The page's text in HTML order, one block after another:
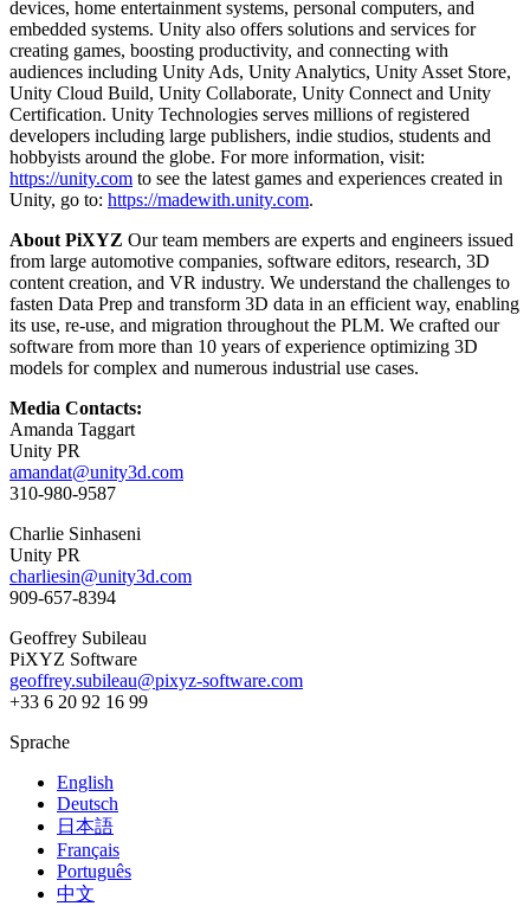
devices, home entertainment systems, personal computers, and
embedded systems. Unity also offers solutions and services for
creating games, boosting productivity, and connecting with
audiences including Unity Ads, Unity Analytics, Unity Asset Store,
Unity Cloud Build, Unity Collaborate, Unity Connect and Unity
Certification. Unity Technologies serves millions of registered
developers including large publishers, indie studios, students and
hobbyists around the globe. For more information, visit:
https://unity.com to see the latest games and experiences created in
Unity, go to: https://madewith.unity.com.
About PiXYZ Our team members are experts and engineers issued
from large automotive companies, software editors, research, 3D
content creation, and VR industry. We understand the challenges to
fasten Data Prep and transform 3D data in an efficient way, enabling
its use, re-use, and migration throughout the PLM. We crafted our
software from more than 10 years of experience optimizing 3D
models for complex and numerous industrial use cases.
Media Contacts:
Amanda Taggart
Unity PR
amandat@unity3d.com
310-980-9587
Charlie Sinhaseni
Unity PR
charliesin@unity3d.com
909-657-8394
Geoffrey Subileau
PiXYZ Software
geoffrey.subileau@pixyz-software.com
+33 6 20 92 16 99
Sprache
English
Deutsch
日本語
Français
Português
中文